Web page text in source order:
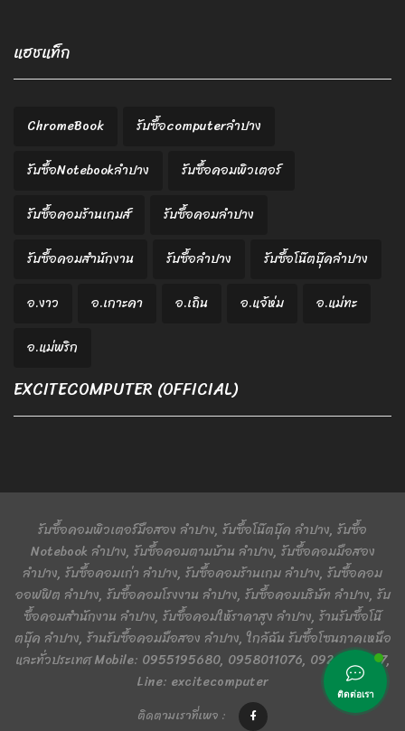
แฮชแท็ก
ChromeBook
รับซื้อcomputerลำปาง
รับซื้อNotebookลำปาง
รับซื้อคอมพิวเตอร์
รับซื้อคอมร้านเกมส์
รับซื้อคอมลำปาง
รับซื้อคอมสำนักงาน
รับซื้อลำปาง
รับซื้อโน๊ตบุ๊คลำปาง
อ.งาว
อ.เกาะคา อ.เถิน อ.แจ้ห่ม
อ.แม่ทะ
อ.แม่พริก
EXCITECOMPUTER (OFFICIAL)
รับซื้อคอมพิวเตอร์มือสอง ลำปาง, รับซื้อโน๊ตบุ๊ค ลำปาง, รับซื้อ
Notebook ลำปาง, รับซื้อคอมตามบ้าน ลำปาง, รับซื้อคอมมือสอง
ลำปาง, รับซื้อคอมเก่า ลำปาง, รับซื้อคอมร้านเกม ลำปาง, รับซื้อคอม
ออฟฟิต ลำปาง, รับซื้อคอมโรงงาน ลำปาง, รับซื้อคอมบริษัท ลำปาง, รับ
ซื้อคอมสำนักงาน ลำปาง, รับซื้อคอมให้ราคาสูง ลำปาง, ร้านรับซื้อโน๊
ตบุ๊ค ลำปาง, ร้านรับซื้อคอมมือสอง ลำปาง, ใกล้ฉัน รับซื้อโซนภาคเหนือ
และทั่วประเทศ Mobile: 0955195680, 0958011076, 0924401367,
Line: excitecomputer
ติดตามเราที่เพจ :
ติดต่อเรา